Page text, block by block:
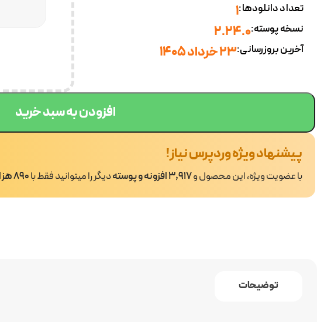
تعداد دانلودها:1
نسخه پوسته:2.24.0
آخرین بروزرسانی:23 خرداد 1405
افزودن به سبد خرید
پیشنهاد ویژه وردپرس نیاز!
با عضویت ویژه، این محصول و3,917 افزونه و پوسته دیگر را میتوانید فقط با890 هزار تومان
توضیحات